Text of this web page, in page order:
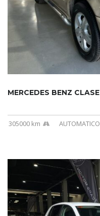
305000 km AUTOMATICO